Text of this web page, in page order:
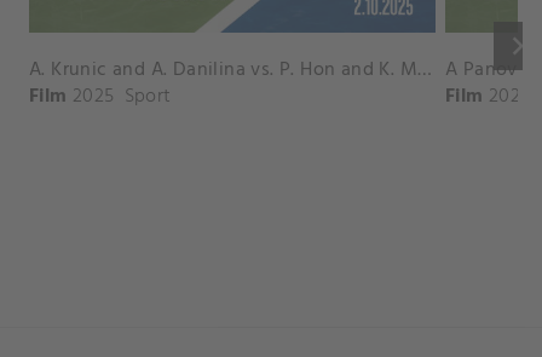
keyboard_arrow_right
A. Krunic and A. Danilina vs. P. Hon and K. Muchova Match Highlights - BEIJING_Capital Group Diamond ( October 02, 2025)
Film 2025 Sport Film 2026